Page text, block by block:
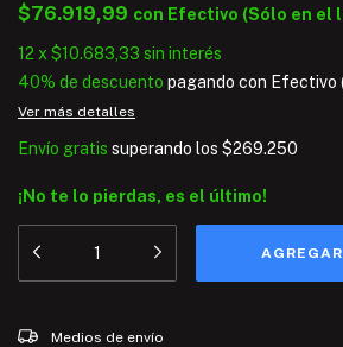
$76.919,99 con Efectivo (Sólo en el
12 x $10.683,33 sin interés
40% de descuento pagando con Efectivo
Ver más detalles
Envío gratis superando los $269.250
¡No te lo pierdas, es el último!
Entregas para el CP:
Medios de envío